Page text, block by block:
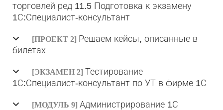
торговлей ред 11.5 Подготовка к экзамену
1С:Специалист-консультант
[ПРОЕКТ 2] Решаем кейсы, описанные в
билетах
[ЭКЗАМЕН 2] Тестирование
1С:Специалист-консультант по УТ в фирме 1С
[МОДУЛЬ 9]Администрирование 1С